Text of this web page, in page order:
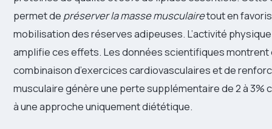
permet de préserver la masse musculairetout en
mobilisation des réserves adipeuses. L’activité
amplifie ces effets. Les données scientifiques montrent
combinaison d’exercices cardiovasculaires et de
musculaire génère une perte supplémentaire de 2 à 3%
à une approche uniquement diététique.